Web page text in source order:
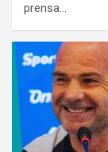
prensa…